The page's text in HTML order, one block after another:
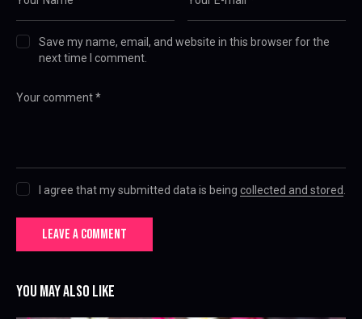
Save my name, email, and website in this browser for the
next time I comment.
I agree that my submitted data is being collected and stored
YOU MAY ALSO LIKE